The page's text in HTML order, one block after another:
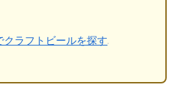
クラフトビールを探す